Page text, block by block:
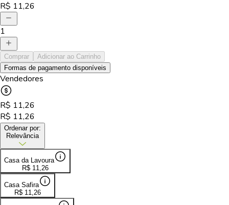
R$ 11,26
1
Comprar
Adicionar ao Carrinho
Formas de pagamento disponíveis
Vendedores
R$ 11,26
R$ 11,26
Ordenar por:
Relevância
Casa da Lavoura
R$ 11,26
Casa Safira
R$ 11,26